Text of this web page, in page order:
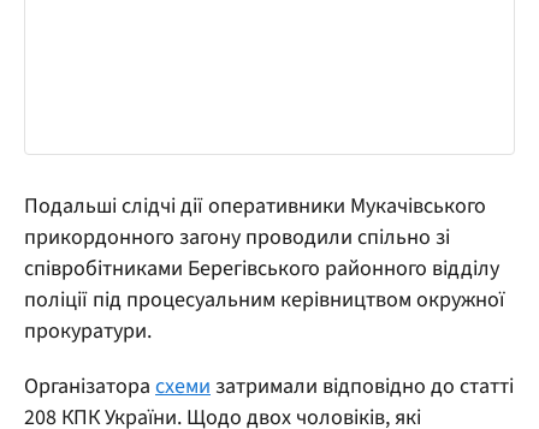
Подальші слідчі дії оперативники Мукачівського
прикордонного загону проводили спільно зі
співробітниками Берегівського районного відділу
поліції під процесуальним керівництвом окружної
прокуратури.
Організатора схеми затримали відповідно до статті
208 КПК України. Щодо двох чоловіків, які